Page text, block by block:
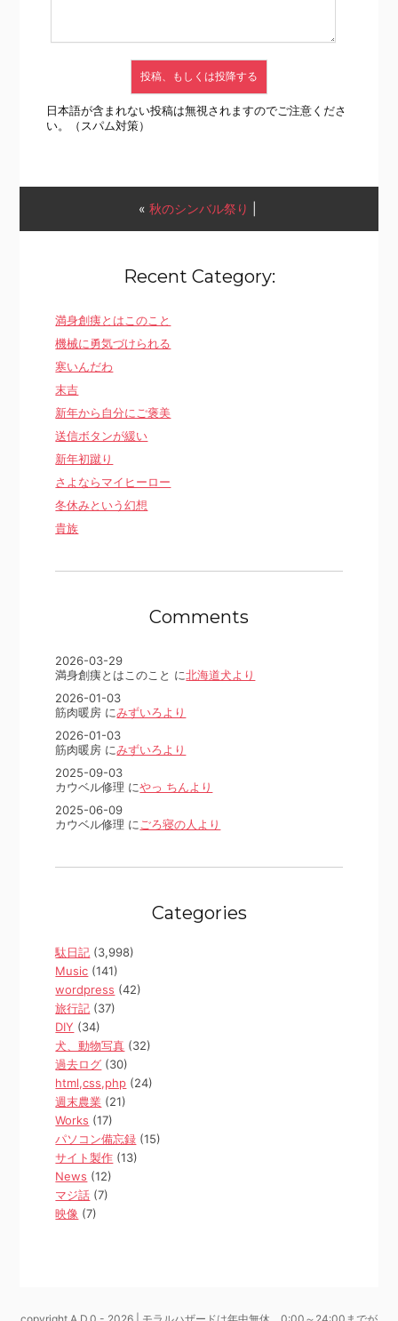
日本語が含まれない投稿は無視されますのでご注意くださ
い。（スパム対策）
« 秋のシンバル祭り
Recent Category:
満身創痍とはこのこと
機械に勇気づけられる
寒いんだわ
末吉
新年から自分にご褒美
送信ボタンが緩い
新年初蹴り
さよならマイヒーロー
冬休みという幻想
貴族
Comments
2026-03-29
満身創痍とはこのこと に北海道犬より
2026-01-03
筋肉暖房 にみずいろより
2026-01-03
筋肉暖房 にみずいろより
2025-09-03
カウベル修理 にやっ ちんより
2025-06-09
カウベル修理 に ごろ寝の人より
Categories
駄日記 (3,998)
Music (141)
wordpress (42)
旅行記 (37)
DIY (34)
犬、動物写真 (32)
過去ログ (30)
html,css,php (24)
週末農業 (21)
Works (17)
パソコン備忘録 (15)
サイト製作 (13)
News (12)
マジ話 (7)
映像 (7)